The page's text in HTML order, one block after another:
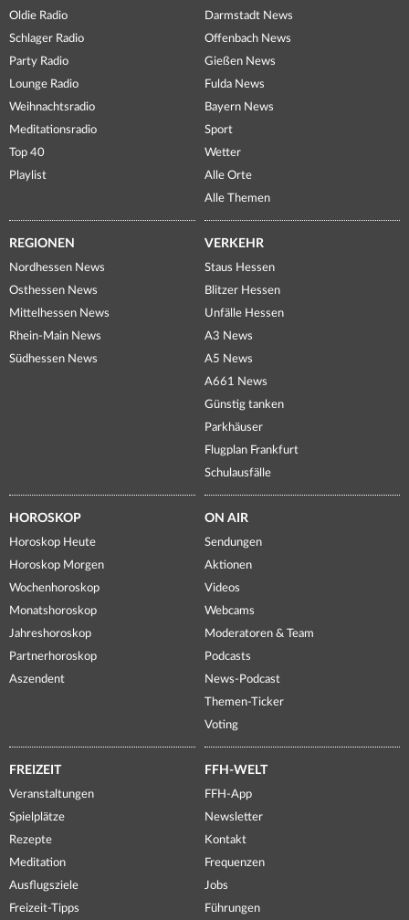
Oldie Radio
Schlager Radio
Party Radio
Lounge Radio
Weihnachtsradio
Meditationsradio
Top 40
Playlist
Darmstadt News
Offenbach News
Gießen News
Fulda News
Bayern News
Sport
Wetter
Alle Orte
Alle Themen
REGIONEN
Nordhessen News
Osthessen News
Mittelhessen News
Rhein-Main News
Südhessen News
VERKEHR
Staus Hessen
Blitzer Hessen
Unfälle Hessen
A3 News
A5 News
A661 News
Günstig tanken
Parkhäuser
Flugplan Frankfurt
Schulausfälle
HOROSKOP
Horoskop Heute
Horoskop Morgen
Wochenhoroskop
Monatshoroskop
Jahreshoroskop
Partnerhoroskop
Aszendent
ON AIR
Sendungen
Aktionen
Videos
Webcams
Moderatoren & Team
Podcasts
News-Podcast
Themen-Ticker
Voting
FREIZEIT
Veranstaltungen
Spielplätze
Rezepte
Meditation
Ausflugsziele
Freizeit-Tipps
FFH-WELT
FFH-App
Newsletter
Kontakt
Frequenzen
Jobs
Führungen